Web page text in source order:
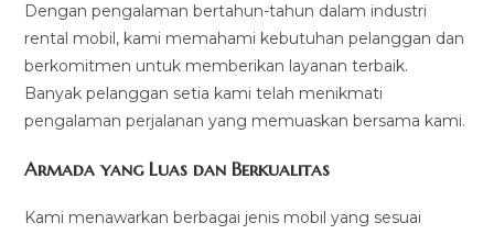
Dengan pengalaman bertahun-tahun dalam industri
rental mobil, kami memahami kebutuhan pelanggan dan
berkomitmen untuk memberikan layanan terbaik.
Banyak pelanggan setia kami telah menikmati
pengalaman perjalanan yang memuaskan bersama kami.
Armada yang Luas dan Berkualitas
Kami menawarkan berbagai jenis mobil yang sesuai